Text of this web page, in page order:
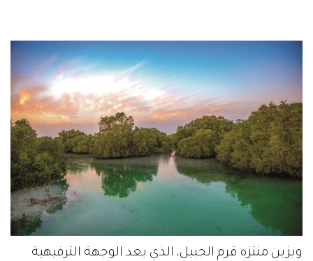
ويزين منتزه قرم الجبيل، الذي يعد الوجهة الترفيهية